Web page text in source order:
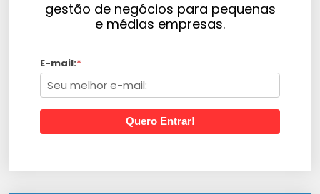
gestão de negócios para pequenas
e médias empresas.
E-mail:*
Quero Entrar!